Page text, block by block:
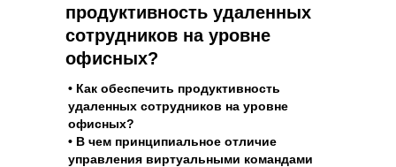
продуктивность удаленных
сотрудников на уровне
офисных?
• Как обеспечить продуктивность
удаленных сотрудников на уровне
офисных?
• В чем принципиальное отличие
управления виртуальными командами